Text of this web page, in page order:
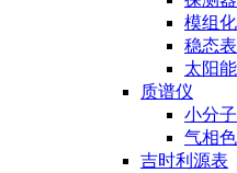
模组
稳态
太阳
质谱仪
小分
气相
吉时利源表